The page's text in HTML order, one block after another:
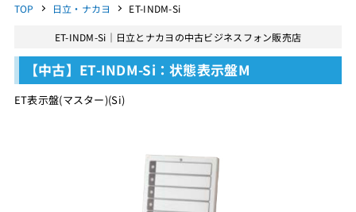
TOP
日立・ナカヨ ET-INDM-Si
ET-INDM-Si｜日立とナカヨの中古ビジネスフォン販売店
【中古】ET-INDM-Si：状態表示盤M
ET表示盤(マスター)(Si)